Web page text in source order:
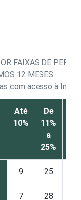
FAIXAS DE
12 MESES
com acesso à
Até
10%
De
11%
a
25%
9 25
7 28